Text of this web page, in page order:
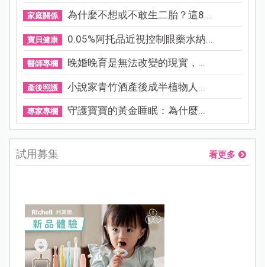
家庭關係 為什麼不想或不敢生二胎？這8...
寶貝健康 0.05%阿托品近視控制眼藥水納...
醫師專欄 晚婚晚育是無法改變的現實，...
產後照護 小說家青竹酒產後成半植物人...
專家專欄 守護寶寶的黃金睡眠：為什麼...
試用募集 看更多